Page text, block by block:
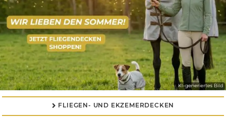
 FLIEGEN- UND EKZEMERDECKEN